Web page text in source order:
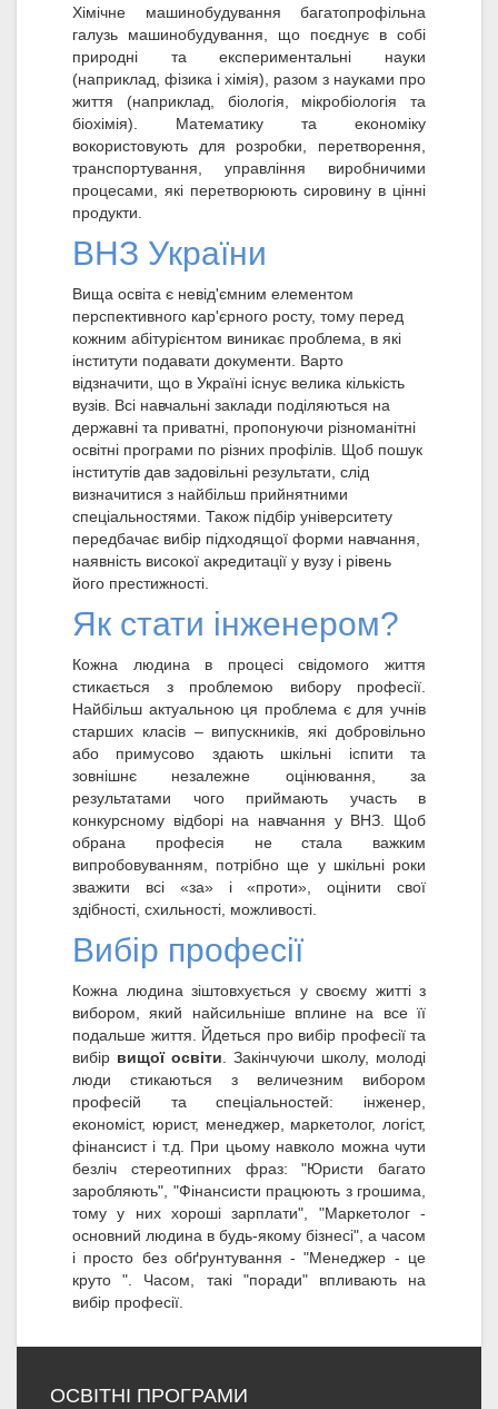
Хімічне машинобудування багатопрофільна
галузь машинобудування, що поєднує в собі
природні та експериментальні науки
(наприклад, фізика і хімія), разом з науками про
життя (наприклад, біологія, мікробіологія та
біохімія). Математику та економіку
вокористовують для розробки, перетворення,
транспортування, управління виробничими
процесами, які перетворюють сировину в цінні
продукти.
ВНЗ України
Вища освіта є невід'ємним елементом
перспективного кар'єрного росту, тому перед
кожним абітурієнтом виникає проблема, в які
інститути подавати документи. Варто
відзначити, що в Україні існує велика кількість
вузів. Всі навчальні заклади поділяються на
державні та приватні, пропонуючи різноманітні
освітні програми по різних профілів. Щоб пошук
інститутів дав задовільні результати, слід
визначитися з найбільш прийнятними
спеціальностями. Також підбір університету
передбачає вибір підходящої форми навчання,
наявність високої акредитації у вузу і рівень
його престижності.
Як стати інженером?
Кожна людина в процесі свідомого життя
стикається з проблемою вибору професії.
Найбільш актуальною ця проблема є для учнів
старших класів – випускників, які добровільно
або примусово здають шкільні іспити та
зовнішнє незалежне оцінювання, за
результатами чого приймають участь в
конкурсному відборі на навчання у ВНЗ. Щоб
обрана професія не стала важким
випробовуванням, потрібно ще у шкільні роки
зважити всі «за» і «проти», оцінити свої
здібності, схильності, можливості.
Вибір професії
Кожна людина зіштовхується у своєму житті з
вибором, який найсильніше вплине на все її
подальше життя. Йдеться про вибір професії та
вибір вищої освіти . Закінчуючи школу, молоді
люди стикаються з величезним вибором
професій та спеціальностей: інженер,
економіст, юрист, менеджер, маркетолог, логіст,
фінансист і т.д. При цьому навколо можна чути
безліч стереотипних фраз: "Юристи багато
заробляють", "Фінансисти працюють з грошима,
тому у них хороші зарплати", "Маркетолог -
основний людина в будь-якому бізнесі", а часом
і просто без обґрунтування - "Менеджер - це
круто ". Часом, такі "поради" впливають на
вибір професії.
ОСВІТНІ ПРОГРАМИ